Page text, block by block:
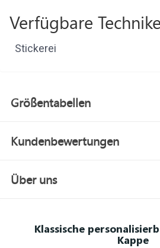
Verfügbare
Stickerei
Größentabellen
Kundenbewertungen
Über uns
Klassische
Kappe